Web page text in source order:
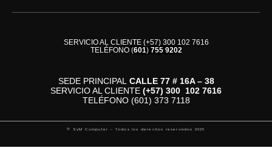
SERVICIO AL CLIENTE (+57) 300 102 7616
TELÉFONO (601) 755 9202
SEDE PRINCIPAL CALLE 77 # 16A – 38
SERVICIO AL CLIENTE (+57) 300 102 7616
TELÉFONO (601) 373 7118
© SyM Computer – Todos los derechos reservados 2025